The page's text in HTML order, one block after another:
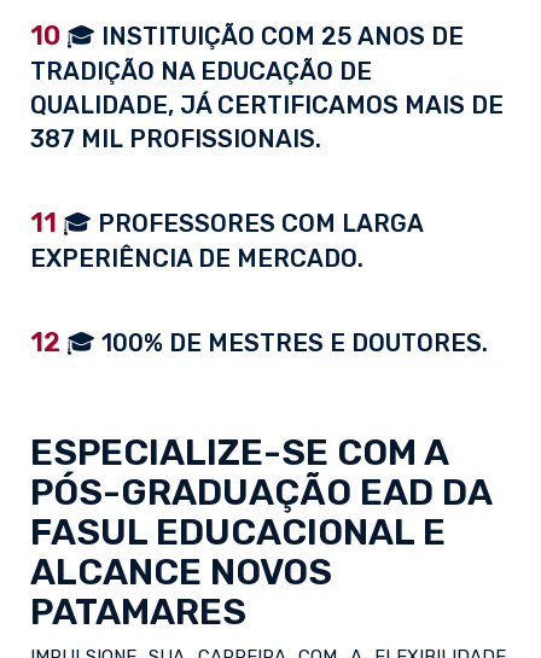
10 🎓 INSTITUIÇÃO COM 25 ANOS DE
TRADIÇÃO NA EDUCAÇÃO DE
QUALIDADE, JÁ CERTIFICAMOS MAIS DE
387 MIL PROFISSIONAIS.
11 🎓 PROFESSORES COM LARGA
EXPERIÊNCIA DE MERCADO.
12 🎓 100% DE MESTRES E DOUTORES.
ESPECIALIZE-SE COM A
PÓS-GRADUAÇÃO EAD DA
FASUL EDUCACIONAL E
ALCANCE NOVOS
PATAMARES